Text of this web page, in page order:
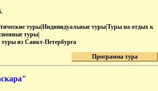
туры|Индивидуальные туры|Туры на отдых к
туры|
из Санкт-Петербурга
Программа тура